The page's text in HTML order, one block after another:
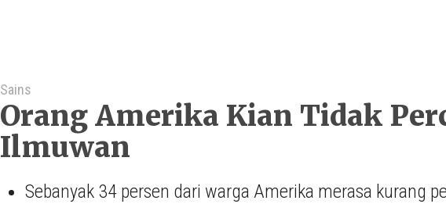
Sains
Orang Amerika Kian Tidak
Ilmuwan
Sebanyak 34 persen dari warga Amerika merasa kurang